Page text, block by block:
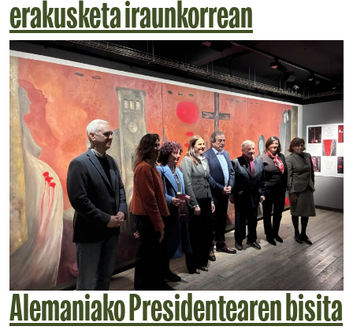
erakusketa iraunkorrean
Alemaniako Presidentearen bisita